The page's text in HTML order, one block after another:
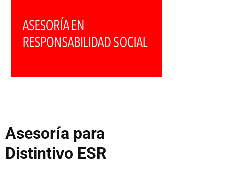
Asesoría para
Distintivo ESR